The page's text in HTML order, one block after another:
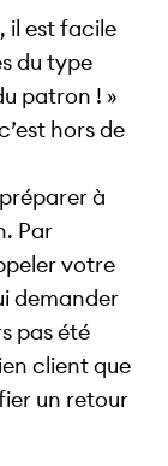
il est facile
du type
patron ! »
hors de
à
Par
votre
demander
pas été
client que
un retour